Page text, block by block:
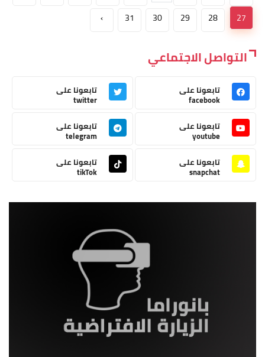
27
28
29
30
31
›
التواصل الاجتماعي
تابعونا على
facebook
تابعونا على
twitter
تابعونا على
youtube
تابعونا على
telegram
تابعونا على
snapchat
تابعونا على
tikTok